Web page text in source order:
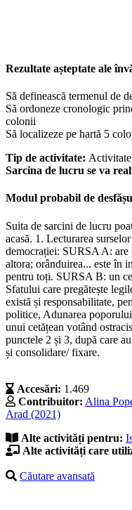
Rezultate așteptate ale
Să definească termenul de
Să ordoneze cronologic
colonii
Să localizeze pe hartă 5
Tip de activitate:
Sarcina de lucru se va
Modul probabil de
Suita de sarcini de lucru
acasă. 1. Lecturarea
democrației: SURSA A:
altora; orânduirea... este în
pentru toți. SURSA B: un
Sfatului care pregătește
există și responsabilitate,
politice, Adunarea
unui cetățean votând
punctele 2 și 3, după care
și consolidare/ fixare.
Accesări: 1.469
Contribuitor: Alina
Arad (2021)
Alte activități pentru:
Alte activități care
Căutare avansată